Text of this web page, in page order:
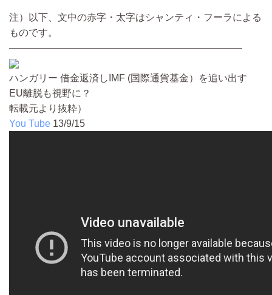
注）以下、文中の赤字・太字はシャンティ・フーラによる
ものです。
————————————————————————
ハンガリー 借金返済しIMF (国際通貨基金）を追い出す
EU離脱も視野に？
転載元より抜粋）
You Tube 13/9/15